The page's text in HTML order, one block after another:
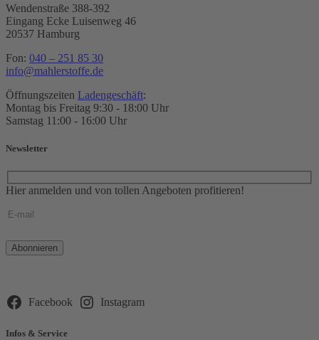
Wendenstraße 388-392
Eingang Ecke Luisenweg 46
20537 Hamburg
Fon: 040 – 251 85 30
info@mahlerstoffe.de
Öffnungszeiten Ladengeschäft:
Montag bis Freitag 9:30 - 18:00 Uhr
Samstag 11:00 - 16:00 Uhr
Newsletter
Hier anmelden und von tollen Angeboten profitieren!
Bitte
lasse
leer.
Facebook Instagram
Infos & Service